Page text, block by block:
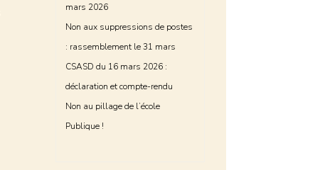
mars 2026
Non aux suppressions de postes
: rassemblement le 31 mars
CSASD du 16 mars 2026 :
déclaration et compte-rendu
Non au pillage de l’école
Publique !